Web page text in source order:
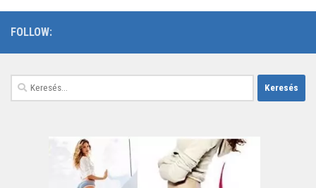
FOLLOW:
Keresés: